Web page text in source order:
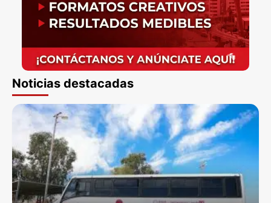
Noticias destacadas